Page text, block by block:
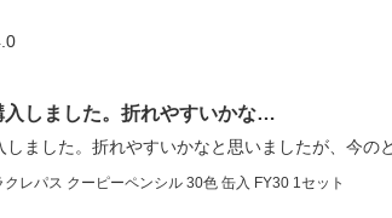
入しました。折れやすいかな…
しました。折れやすいかなと思いましたが、今の
レパス クーピーペンシル 30色 缶入 FY30 1セット